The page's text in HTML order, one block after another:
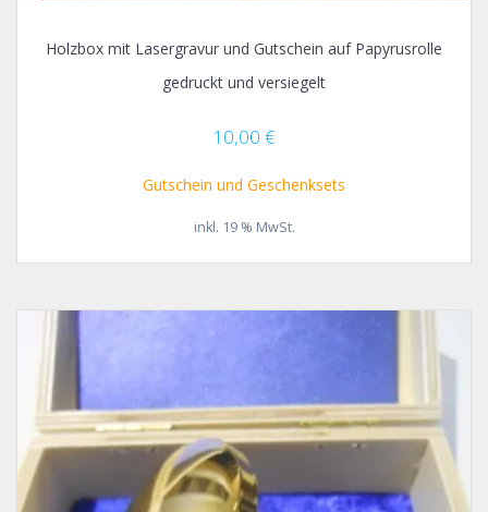
Holzbox mit Lasergravur und Gutschein auf Papyrusrolle
gedruckt und versiegelt
10,00 €
Gutschein und Geschenksets
inkl. 19 % MwSt.